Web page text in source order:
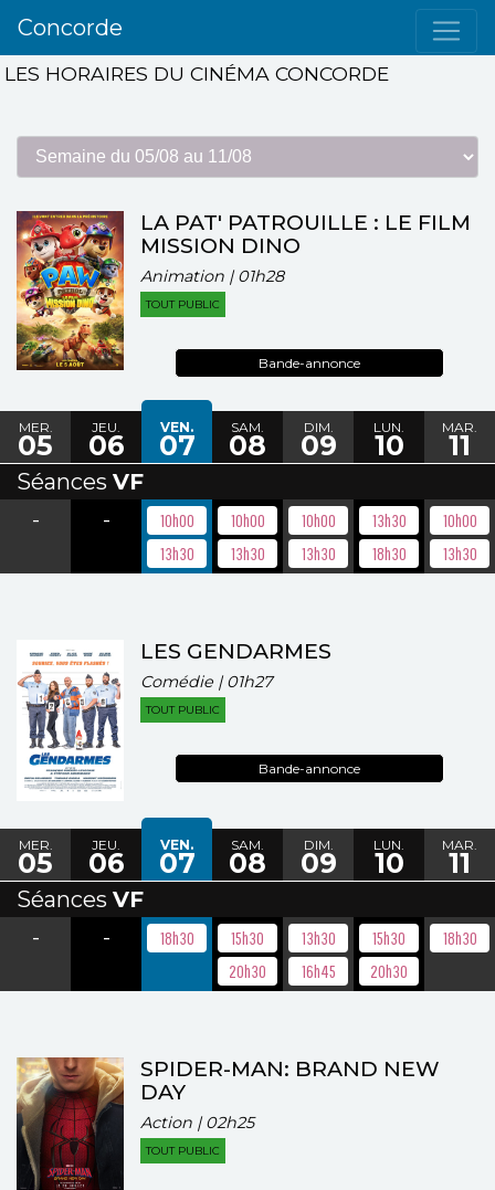
Concorde
LES HORAIRES DU CINÉMA CONCORDE
LA PAT' PATROUILLE : LE FILM
MISSION DINO
Animation | 01h28
TOUT PUBLIC
Bande-annonce
MER.
05
JEU.
06
VEN.
07
SAM.
08
DIM.
09
LUN.
10
MAR.
11
Séances VF
-
-
10h00
13h30
10h00
13h30
10h00
13h30
13h30
18h30
10h00
13h30
LES GENDARMES
Comédie | 01h27
TOUT PUBLIC
Bande-annonce
MER.
05
JEU.
06
VEN.
07
SAM.
08
DIM.
09
LUN.
10
MAR.
11
Séances VF
-
- 18h30
15h30
20h30
13h30
16h45
15h30
20h30
18h30
SPIDER-MAN: BRAND NEW
DAY
Action | 02h25
TOUT PUBLIC